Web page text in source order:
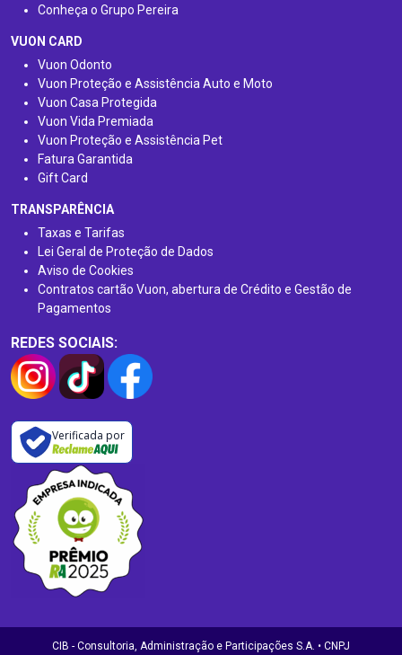
Conheça o Grupo Pereira
VUON CARD
Vuon Odonto
Vuon Proteção e Assistência Auto e Moto
Vuon Casa Protegida
Vuon Vida Premiada
Vuon Proteção e Assistência Pet
Fatura Garantida
Gift Card
TRANSPARÊNCIA
Taxas e Tarifas
Lei Geral de Proteção de Dados
Aviso de Cookies
Contratos cartão Vuon, abertura de Crédito e Gestão de
Pagamentos
REDES SOCIAIS:
Verificada por
CIB - Consultoria, Administração e Participações S.A. • CNPJ